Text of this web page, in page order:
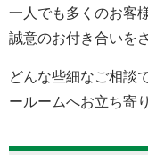
一人でも多くのお客
誠意のお付き合いを
どんな些細なご相談
ールームへお立ち寄